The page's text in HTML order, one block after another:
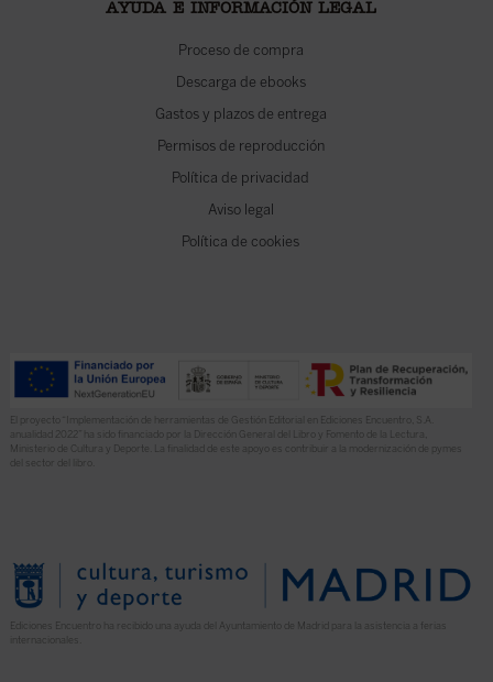
AYUDA E INFORMACIÓN LEGAL
Proceso de compra
Descarga de ebooks
Gastos y plazos de entrega
Permisos de reproducción
Política de privacidad
Aviso legal
Política de cookies
El proyecto “Implementación de herramientas de Gestión Editorial en Ediciones Encuentro, S.A.
anualidad 2022” ha sido financiado por la Dirección General del Libro y Fomento de la Lectura,
Ministerio de Cultura y Deporte. La finalidad de este apoyo es contribuir a la modernización de pymes
del sector del libro.
Ediciones Encuentro ha recibido una ayuda del Ayuntamiento de Madrid para la asistencia a ferias